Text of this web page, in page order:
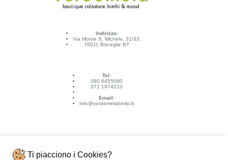
Indirizzo:
Via Monte S. Michele, 31/33,
76011 Bisceglie BT
Tel:
080 6455080
371 1974210
Email:
info@verdemelabimbi.it
Ti piacciono i Cookies?